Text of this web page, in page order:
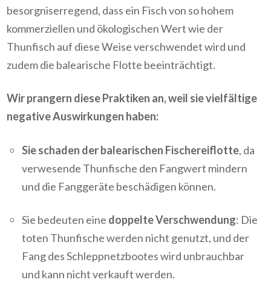
besorgniserregend, dass ein Fisch von so hohem
kommerziellen und ökologischen Wert wie der
Thunfisch auf diese Weise verschwendet wird und
zudem die balearische Flotte beeinträchtigt.
Wir prangern diese Praktiken an, weil sie vielfältige
negative Auswirkungen haben:
Sie schaden der balearischen Fischereiflotte, da
verwesende Thunfische den Fangwert mindern
und die Fanggeräte beschädigen können.
Sie bedeuten eine doppelte Verschwendung: Die
toten Thunfische werden nicht genutzt, und der
Fang des Schleppnetzbootes wird unbrauchbar
und kann nicht verkauft werden.